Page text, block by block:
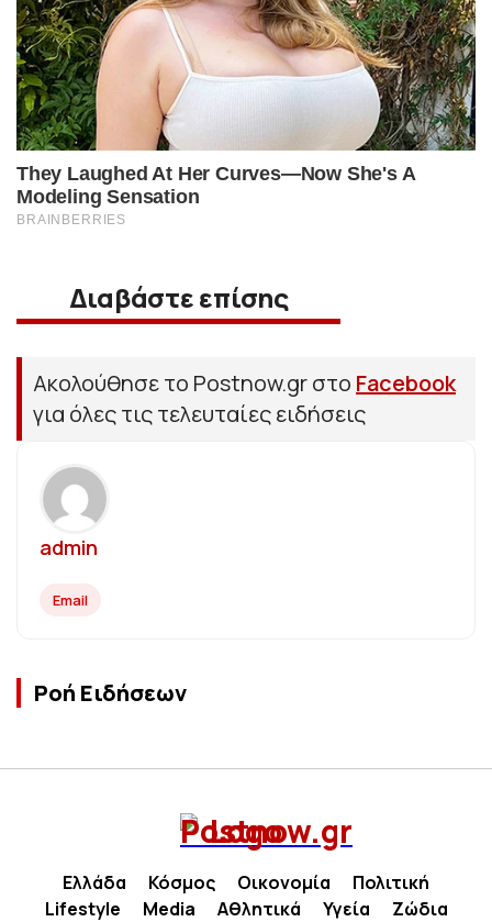
Διαβάστε επίσης
Ακολούθησε το Postnow.gr στο Facebook
για όλες τις τελευταίες ειδήσεις
admin
Email
Ροή Ειδήσεων
Ελλάδα Κόσμος Οικονομία
Πολιτική
Lifestyle
Media Αθλητικά Υγεία Ζώδια